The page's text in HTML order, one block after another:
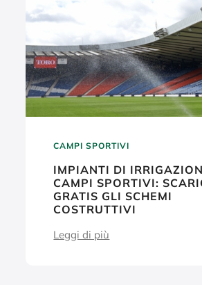
CAMPI SPORTIVI
IMPIANTI DI
CAMPI SPORTIVI:
GRATIS GLI SCHEMI
COSTRUTTIVI
Leggi di più